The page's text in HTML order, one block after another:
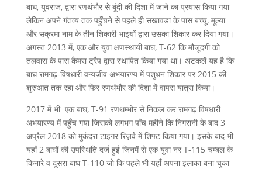
बाघ, युवराज, द्वारा रणथंभौर से बूंदी की दिशा में जाने का प्रयास किया गया
लेकिन अपने गंतव्य तक पहुँचने से पहले ही सखावडा के पास बच्चू, मूल्या
और सक्रमा नाम के तीन शिकारी भाइयों द्वारा उसका शिकार कर दिया गया।
अगस्त 2013 में, एक और युवा क्षणस्थायी बाघ, T-62 कि मौजूदगी को
तलवास के पास कैमरा ट्रैप द्वारा स्थापित किया गया था। अटकलें यह है कि
बाघ रामगढ़-विषधारी वन्यजीव अभयारण्य में पशुधन शिकार पर 2015 की
शुरुआत तक रहा और फिर रणथंभौर की दिशा में वापस यात्रा किया।
2017 में भी एक बाघ, T-91 रणथम्भोर से निकल कर रामगढ़ विषधारी
अभयारण्य में पहुँच गया जिसको लगभग पाँच महीने कि निगरानी के बाद 3
अप्रैल 2018 को मुकंदरा टाइगर रिज़र्व में शिफ्ट किया गया। इसके बाद भी
यहाँ 2 बाघों की उपस्थिति दर्ज हुई जिनमें से एक युवा नर T-115 चम्बल के
किनारे व दूसरा बाघ T-110 जो कि पहले भी यहाँ अपना इलाका बना चुका